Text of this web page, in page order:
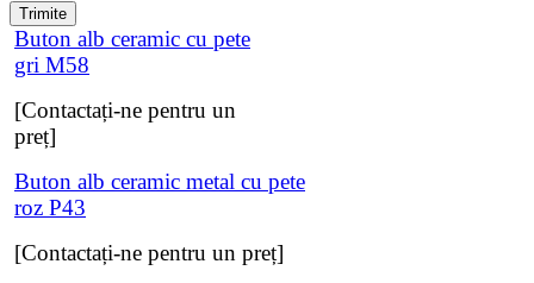
Buton alb ceramic cu pete
gri M58
[Contactați-ne pentru un
preț]
Buton alb ceramic metal cu pete
roz P43
[Contactați-ne pentru un preț]